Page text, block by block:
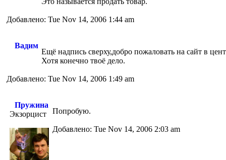
Добавлено: Tue Nov 14, 2006 1:44 am
Вадим
Ещё надпись сверху,добро пожаловать на сайт в
Хотя конечно твоё дело.
Добавлено: Tue Nov 14, 2006 1:49 am
Пружина
Экзорцист
Попробую.
Добавлено: Tue Nov 14, 2006 2:03 am